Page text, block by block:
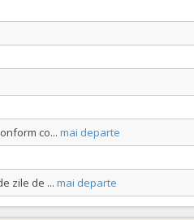
co... mai departe
zile de ... mai departe